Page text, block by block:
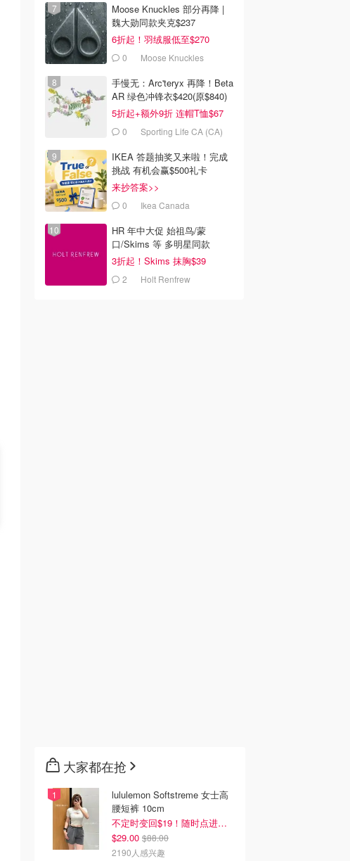
Moose Knuckles 部分再降 |
魏大勋同款夹克$237
6折起！羽绒服低至$270
0 Moose Knuckles
手慢无：Arc'teryx 再降！Beta
AR 绿色冲锋衣$420(原$840)
5折起+额外9折 连帽T恤$67
0 Sporting Life CA (CA)
IKEA 答题抽奖又来啦！完成
挑战 有机会赢$500礼卡
来抄答案>>
0 Ikea Canada
HR 年中大促 始祖鸟/蒙
口/Skims 等 多明星同款
3折起！Skims 抹胸$39
2 Holt Renfrew
大家都在抢
lululemon Softstreme 女士高
腰短裤 10cm
不定时变回$19！随时点进来看
$29.00 $88.00
2190人感兴趣